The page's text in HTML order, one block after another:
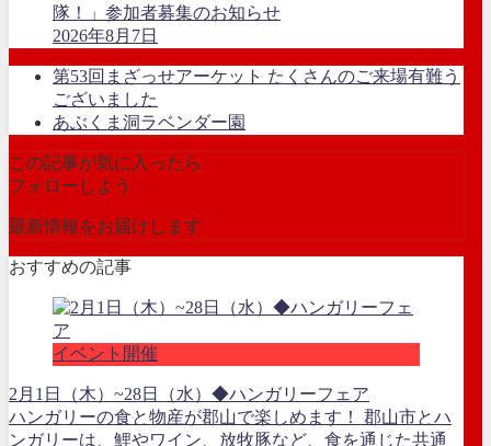
隊！」参加者募集のお知らせ
2026年8月7日
第53回まざっせアーケット たくさんのご来場有難う
ございました
あぶくま洞ラベンダー園
この記事が気に入ったら
フォローしよう
最新情報をお届けします
おすすめの記事
イベント開催
2月1日（木）~28日（水）◆ハンガリーフェア
ハンガリーの食と物産が郡山で楽しめます！ 郡山市とハ
ンガリーは、鯉やワイン、放牧豚など、食を通じた共通